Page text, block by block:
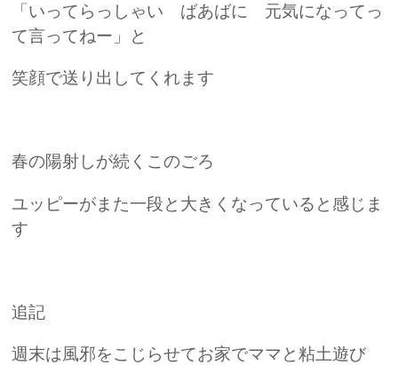
「いってらっしゃい ばあばに 元気になってっ
て言ってねー」と
笑顔で送り出してくれます
春の陽射しが続くこのごろ
ユッピーがまた一段と大きくなっていると感じま
す
追記
週末は風邪をこじらせてお家でママと粘土遊び